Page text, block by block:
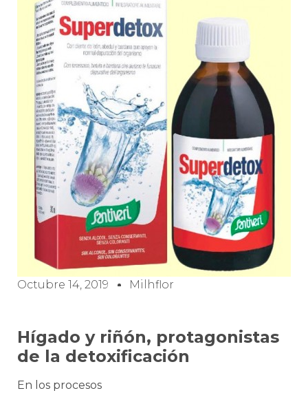
Octubre 14, 2019 Milhflor
Hígado y riñón, protagonistas
de la detoxificación
En los procesos